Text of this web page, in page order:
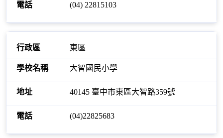
(04) 22815103
東區
大智國民小學
40145 臺中市東區大智路359號
(04)22825683